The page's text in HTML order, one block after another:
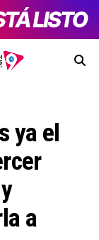
ya el
a